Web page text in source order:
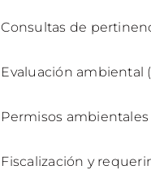
Consultas de
Evaluación ambiental
Permisos ambientales
Fiscalización y